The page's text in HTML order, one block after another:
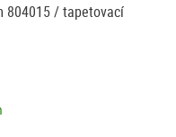
804015 / tapetovací